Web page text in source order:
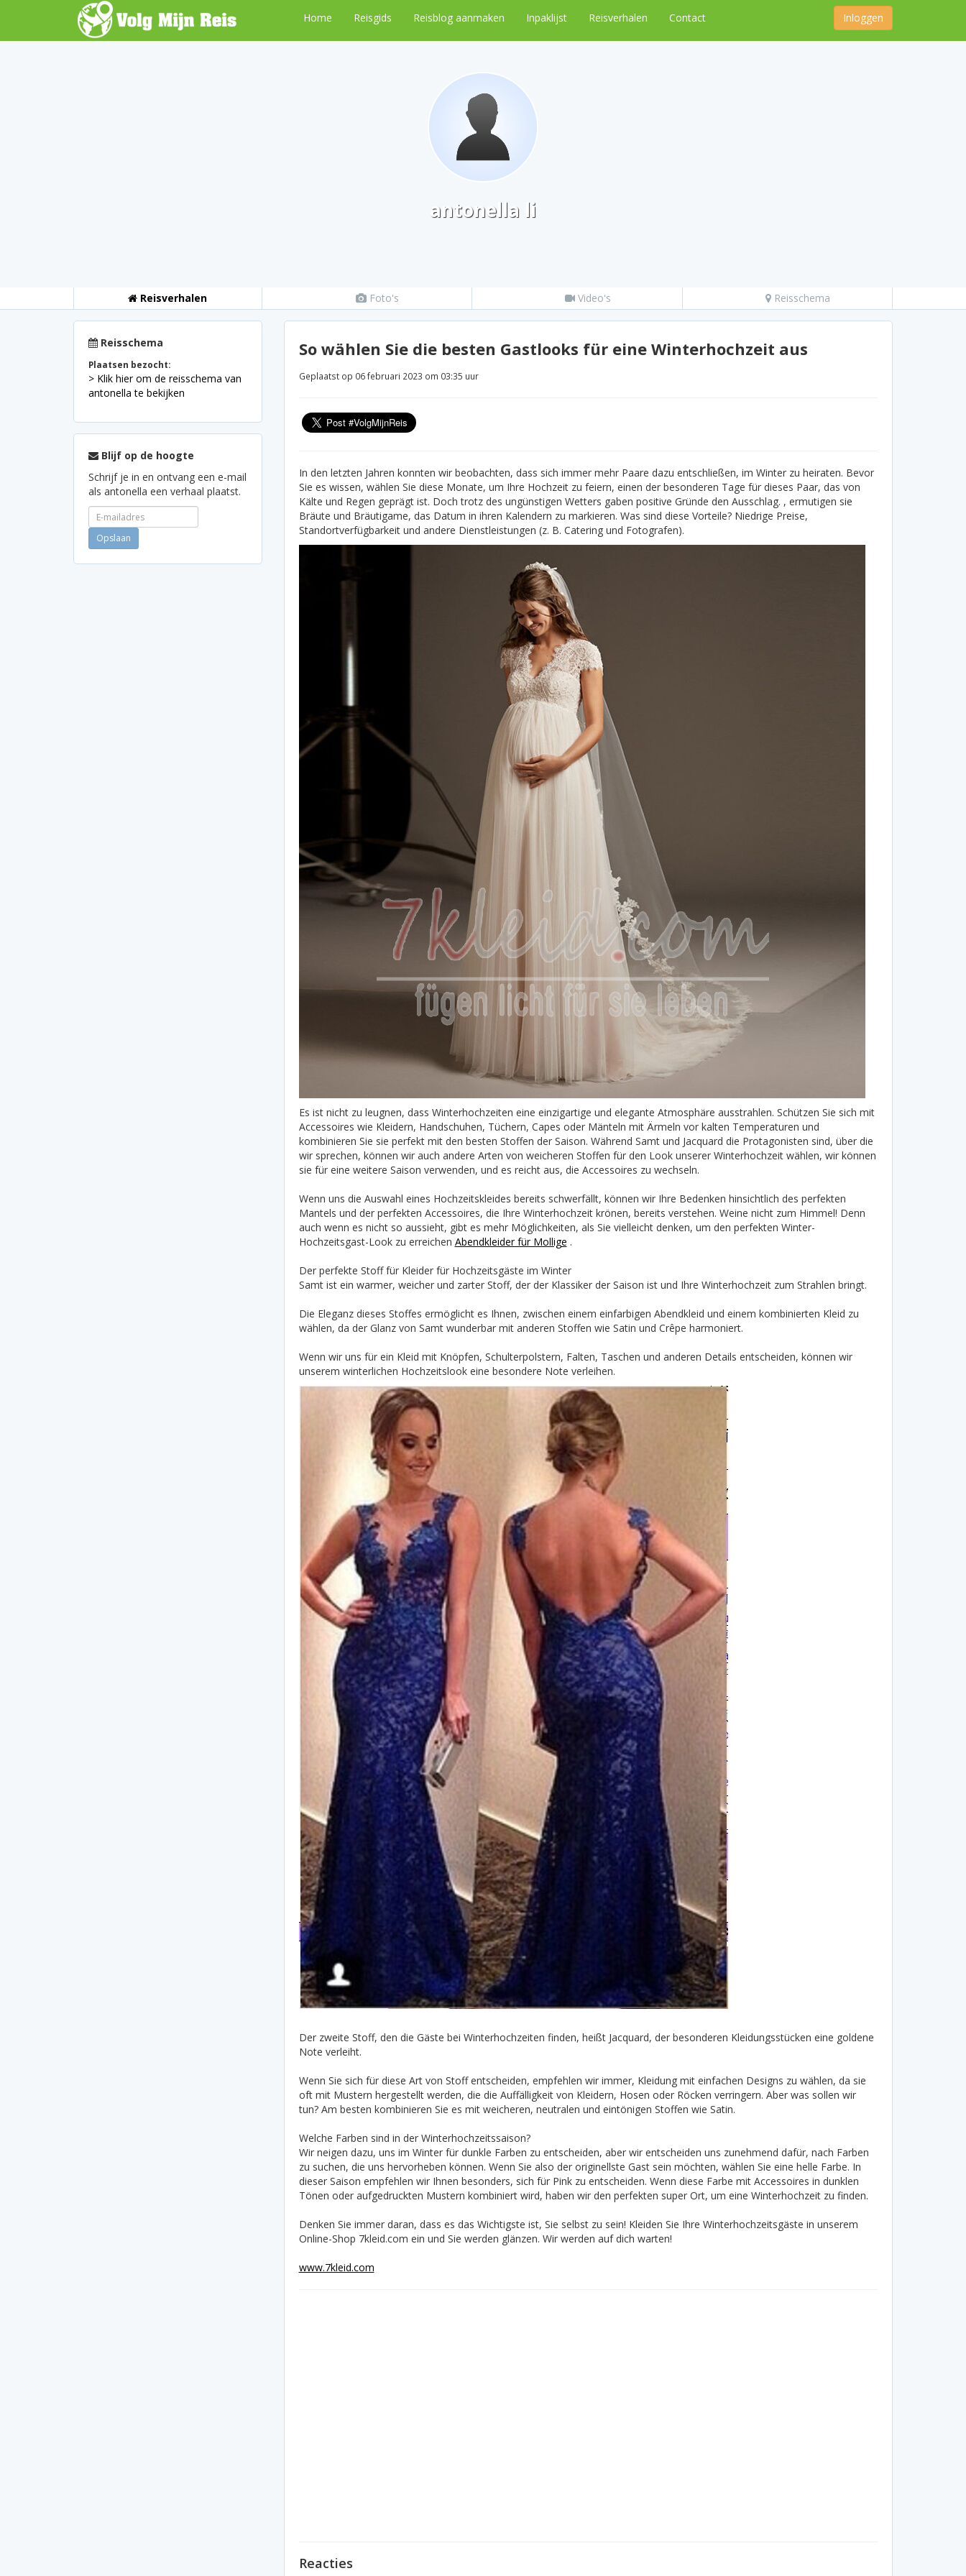
Home Reisgids Reisblog aanmaken Inpaklijst Reisverhalen Contact Inloggen
antonella li
Reisverhalen Foto's Video's Reisschema
Reisschema
Plaatsen bezocht:
> Klik hier om de reisschema van
antonella te bekijken
Blijf op de hoogte
Schrijf je in en ontvang een e-mail
als antonella een verhaal plaatst.
So wählen Sie die besten Gastlooks für eine Winterhochzeit aus
Geplaatst op 06 februari 2023 om 03:35 uur
In den letzten Jahren konnten wir beobachten, dass sich immer mehr Paare dazu entschließen, im Winter zu heiraten. Bevor
Sie es wissen, wählen Sie diese Monate, um Ihre Hochzeit zu feiern, einen der besonderen Tage für dieses Paar, das von
Kälte und Regen geprägt ist. Doch trotz des ungünstigen Wetters gaben positive Gründe den Ausschlag. , ermutigen sie
Bräute und Bräutigame, das Datum in ihren Kalendern zu markieren. Was sind diese Vorteile? Niedrige Preise,
Standortverfügbarkeit und andere Dienstleistungen (z. B. Catering und Fotografen).
Es ist nicht zu leugnen, dass Winterhochzeiten eine einzigartige und elegante Atmosphäre ausstrahlen. Schützen Sie sich mit
Accessoires wie Kleidern, Handschuhen, Tüchern, Capes oder Mänteln mit Ärmeln vor kalten Temperaturen und
kombinieren Sie sie perfekt mit den besten Stoffen der Saison. Während Samt und Jacquard die Protagonisten sind, über die
wir sprechen, können wir auch andere Arten von weicheren Stoffen für den Look unserer Winterhochzeit wählen, wir können
sie für eine weitere Saison verwenden, und es reicht aus, die Accessoires zu wechseln.
Wenn uns die Auswahl eines Hochzeitskleides bereits schwerfällt, können wir Ihre Bedenken hinsichtlich des perfekten
Mantels und der perfekten Accessoires, die Ihre Winterhochzeit krönen, bereits verstehen. Weine nicht zum Himmel! Denn
auch wenn es nicht so aussieht, gibt es mehr Möglichkeiten, als Sie vielleicht denken, um den perfekten Winter-
Hochzeitsgast-Look zu erreichen Abendkleider für Mollige .
Der perfekte Stoff für Kleider für Hochzeitsgäste im Winter
Samt ist ein warmer, weicher und zarter Stoff, der der Klassiker der Saison ist und Ihre Winterhochzeit zum Strahlen bringt.
Die Eleganz dieses Stoffes ermöglicht es Ihnen, zwischen einem einfarbigen Abendkleid und einem kombinierten Kleid zu
wählen, da der Glanz von Samt wunderbar mit anderen Stoffen wie Satin und Crêpe harmoniert.
Wenn wir uns für ein Kleid mit Knöpfen, Schulterpolstern, Falten, Taschen und anderen Details entscheiden, können wir
unserem winterlichen Hochzeitslook eine besondere Note verleihen.
Der zweite Stoff, den die Gäste bei Winterhochzeiten finden, heißt Jacquard, der besonderen Kleidungsstücken eine goldene
Note verleiht.
Wenn Sie sich für diese Art von Stoff entscheiden, empfehlen wir immer, Kleidung mit einfachen Designs zu wählen, da sie
oft mit Mustern hergestellt werden, die die Auffälligkeit von Kleidern, Hosen oder Röcken verringern. Aber was sollen wir
tun? Am besten kombinieren Sie es mit weicheren, neutralen und eintönigen Stoffen wie Satin.
Welche Farben sind in der Winterhochzeitssaison?
Wir neigen dazu, uns im Winter für dunkle Farben zu entscheiden, aber wir entscheiden uns zunehmend dafür, nach Farben
zu suchen, die uns hervorheben können. Wenn Sie also der originellste Gast sein möchten, wählen Sie eine helle Farbe. In
dieser Saison empfehlen wir Ihnen besonders, sich für Pink zu entscheiden. Wenn diese Farbe mit Accessoires in dunklen
Tönen oder aufgedruckten Mustern kombiniert wird, haben wir den perfekten super Ort, um eine Winterhochzeit zu finden.
Denken Sie immer daran, dass es das Wichtigste ist, Sie selbst zu sein! Kleiden Sie Ihre Winterhochzeitsgäste in unserem
Online-Shop 7kleid.com ein und Sie werden glänzen. Wir werden auf dich warten!
www.7kleid.com
Reacties